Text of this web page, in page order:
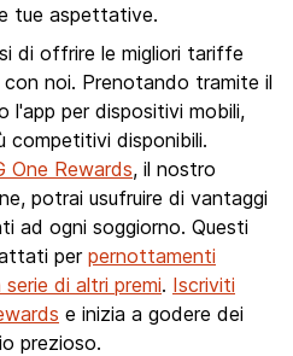
tue aspettative.
di offrire le migliori tariffe
noi. Prenotando tramite il
per dispositivi mobili,
competitivi disponibili.
One Rewards, il nostro
potrai usufruire di vantaggi
ad ogni soggiorno. Questi
per pernottamenti
di altri premi. Iscriviti
e inizia a godere dei
prezioso.